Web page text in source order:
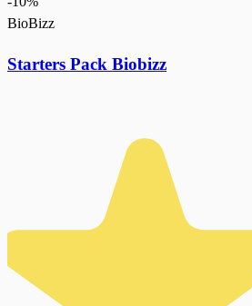
BioBizz
Starters Pack Biobizz